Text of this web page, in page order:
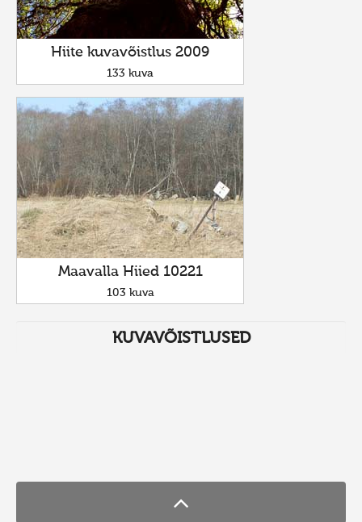
Hiite kuvavõistlus 2009
133 kuva
Maavalla Hiied 10221
103 kuva
KUVAVÕISTLUSED